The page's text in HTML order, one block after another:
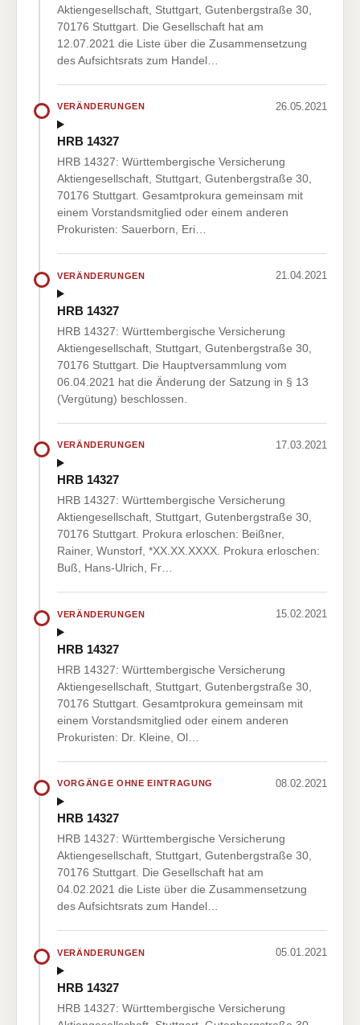
Aktiengesellschaft, Stuttgart, Gutenbergstraße 30,
70176 Stuttgart. Die Gesellschaft hat am
12.07.2021 die Liste über die Zusammensetzung
des Aufsichtsrats zum Handel…
VERÄNDERUNGEN 26.05.2021
HRB 14327
HRB 14327: Württembergische Versicherung
Aktiengesellschaft, Stuttgart, Gutenbergstraße 30,
70176 Stuttgart. Gesamtprokura gemeinsam mit
einem Vorstandsmitglied oder einem anderen
Prokuristen: Sauerborn, Eri…
VERÄNDERUNGEN 21.04.2021
HRB 14327
HRB 14327: Württembergische Versicherung
Aktiengesellschaft, Stuttgart, Gutenbergstraße 30,
70176 Stuttgart. Die Hauptversammlung vom
06.04.2021 hat die Änderung der Satzung in § 13
(Vergütung) beschlossen.
VERÄNDERUNGEN 17.03.2021
HRB 14327
HRB 14327: Württembergische Versicherung
Aktiengesellschaft, Stuttgart, Gutenbergstraße 30,
70176 Stuttgart. Prokura erloschen: Beißner,
Rainer, Wunstorf, *XX.XX.XXXX. Prokura erloschen:
Buß, Hans-Ulrich, Fr…
VERÄNDERUNGEN 15.02.2021
HRB 14327
HRB 14327: Württembergische Versicherung
Aktiengesellschaft, Stuttgart, Gutenbergstraße 30,
70176 Stuttgart. Gesamtprokura gemeinsam mit
einem Vorstandsmitglied oder einem anderen
Prokuristen: Dr. Kleine, Ol…
VORGÄNGE OHNE EINTRAGUNG 08.02.2021
HRB 14327
HRB 14327: Württembergische Versicherung
Aktiengesellschaft, Stuttgart, Gutenbergstraße 30,
70176 Stuttgart. Die Gesellschaft hat am
04.02.2021 die Liste über die Zusammensetzung
des Aufsichtsrats zum Handel…
VERÄNDERUNGEN 05.01.2021
HRB 14327
HRB 14327: Württembergische Versicherung